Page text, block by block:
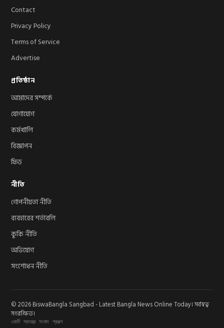
Contact
Privacy Policy
Terms of Service
Advertise
প্রতিষ্ঠান
আমাদের সম্পর্কে
যোগাযোগ
কর্মখালি
বিজ্ঞাপন
ফিড
নীতি
গোপনীয়তা নীতি
ব্যবহারের শর্তাবলি
কুকি নীতি
অভিযোগ
সংশোধন নীতি
© 2026 BiswaBangla Sangbad - Latest Bangla News Online Today। সর্বস্বত্ব
সংরক্ষিত।
একটি স্বতন্ত্র সংবাদ প্রকল্প